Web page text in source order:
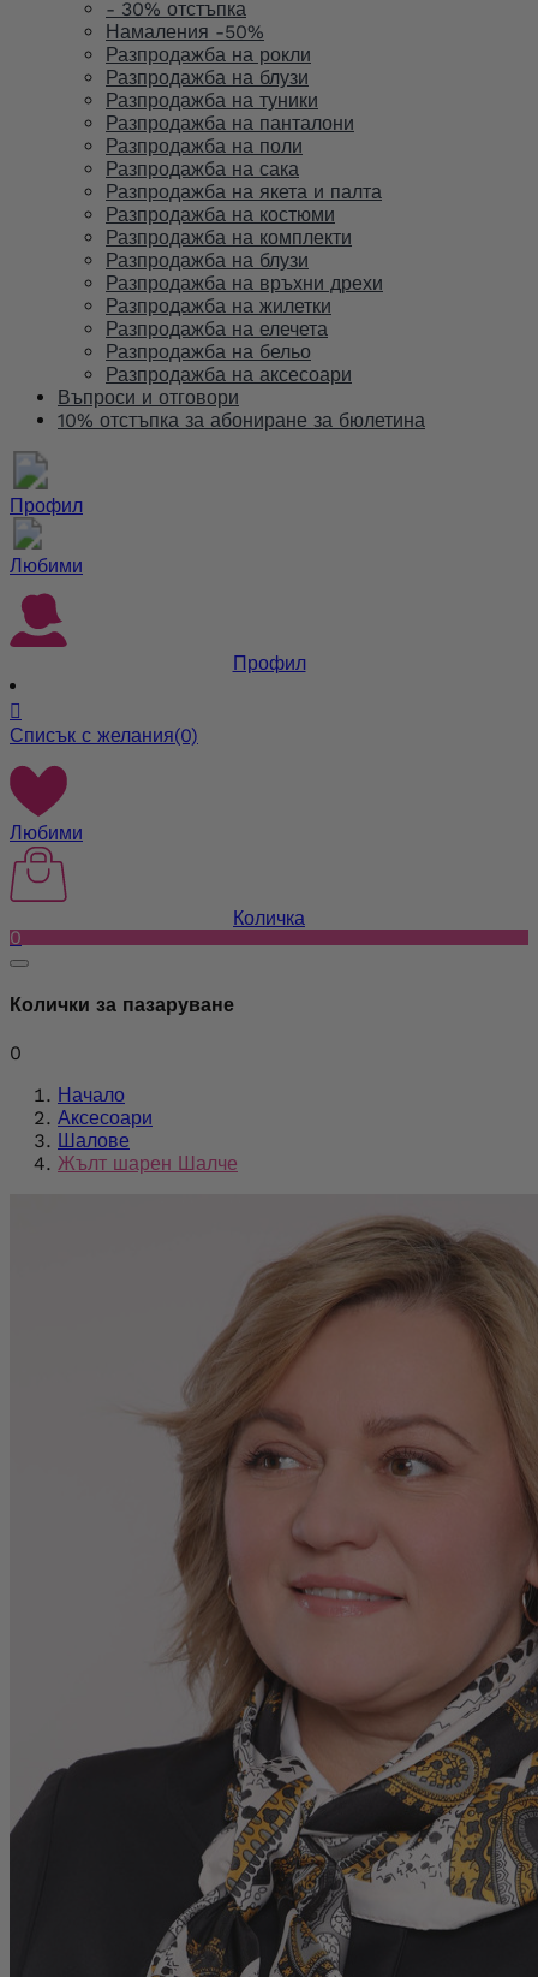
- 30% отстъпка
Намаления -50%
Разпродажба на рокли
Разпродажба на блузи
Разпродажба на туники
Разпродажба на панталони
Разпродажба на поли
Разпродажба на сака
Разпродажба на якета и палта
Разпродажба на костюми
Разпродажба на комплекти
Разпродажба на блузи
Разпродажба на връхни дрехи
Разпродажба на жилетки
Разпродажба на елечета
Разпродажба на бельо
Разпродажба на аксесоари
Въпроси и отговори
10% отстъпка за абониране за бюлетина
Профил
Любими
Профил

Списък с желания(0)
Любими
Количка
0
Колички за пазаруване
0
Начало
Аксесоари
Шалове
Жълт шарен Шалче